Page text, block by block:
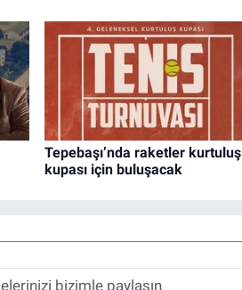
Tepebaşı’nda raketler kurtuluş
kupası için buluşacak